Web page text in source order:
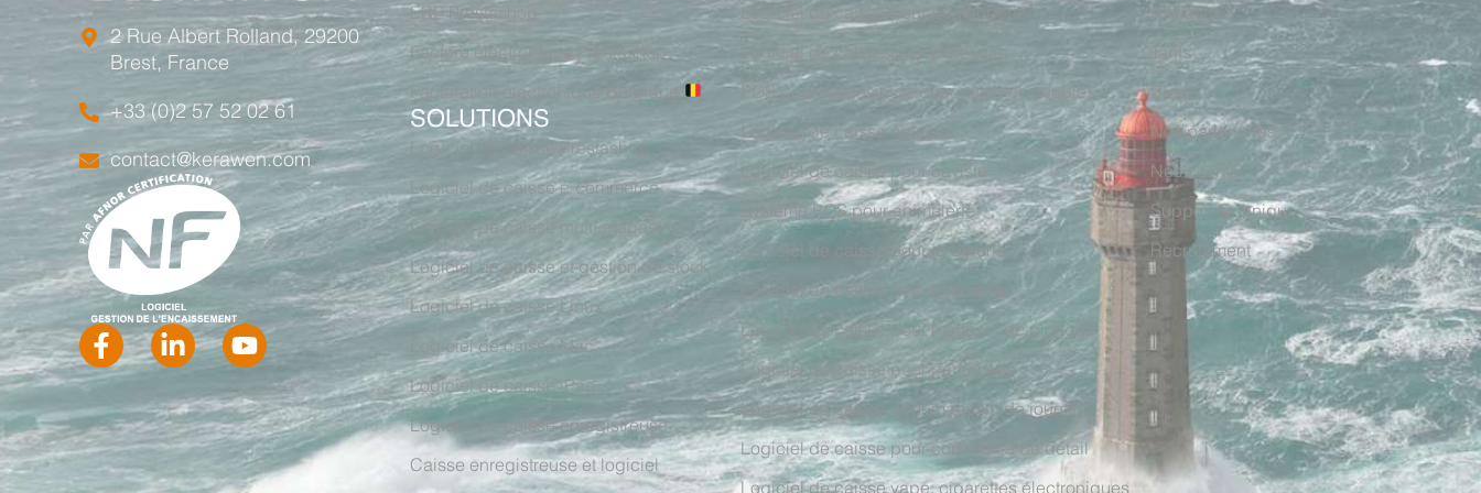
compétente et
ce tarif.2 Rue Albert Rolland, 29200
Brest, France
+33 (0)2 57 52 02 61
contact@kerawen.com
ERP Prestashop
Facture électronique Prestashop
Facturation électronique Belgique
SOLUTIONS
Logiciel de caisse Prestashop
Logiciel de caisse e-commerce
Logiciel de caisse multi-magasins
Logiciel de caisse et gestion de stock
Logiciel de caisse Linux
Logiciel de caisse Mac
Logiciel de caisse iPad
Logiciel de caisse enregistreuse
Caisse enregistreuse et logiciel
Logiciel de caisse pour boulangerie
Logiciel de caisse pour pâtisserie
POS pour magasin de décoration et meubles
Logiciel de caisse épicerie
Logiciel de caisse pour caviste
Système POS pour animalerie
Logiciel de caisse pour jardinerie
Logiciel de caisse pour bijouterie
Logiciel de caisse pour magasin de plongée
Logiciel de caisse pour parfumerie
Logiciel de caisse pour magasin de jouets
Logiciel de caisse pour commerce de détail
Logiciel de caisse vape, cigarettes électroniques
Affiliation
Tarifs
Blog
Nos partenaires
Nos clients
Support technique
Recrutement